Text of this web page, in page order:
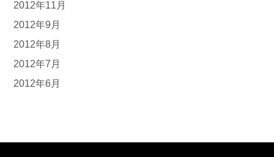
2012年11月
2012年9月
2012年8月
2012年7月
2012年6月